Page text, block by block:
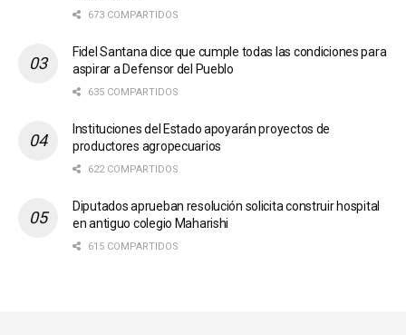
673 COMPARTIDOS
Fidel Santana dice que cumple todas las condiciones para
aspirar a Defensor del Pueblo
635 COMPARTIDOS
Instituciones del Estado apoyarán proyectos de
productores agropecuarios
622 COMPARTIDOS
Diputados aprueban resolución solicita construir hospital
en antiguo colegio Maharishi
615 COMPARTIDOS